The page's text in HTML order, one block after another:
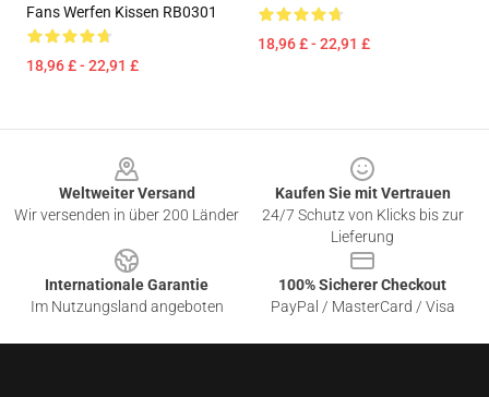
Fans Werfen Kissen RB0301
18,96 £ - 22,91 £
18,96 £ - 22,91 £
Weltweiter Versand
Wir versenden in über 200 Länder
Kaufen Sie mit Vertrauen
24/7 Schutz von Klicks bis zur
Lieferung
Internationale Garantie
Im Nutzungsland angeboten
100% Sicherer Checkout
PayPal / MasterCard / Visa